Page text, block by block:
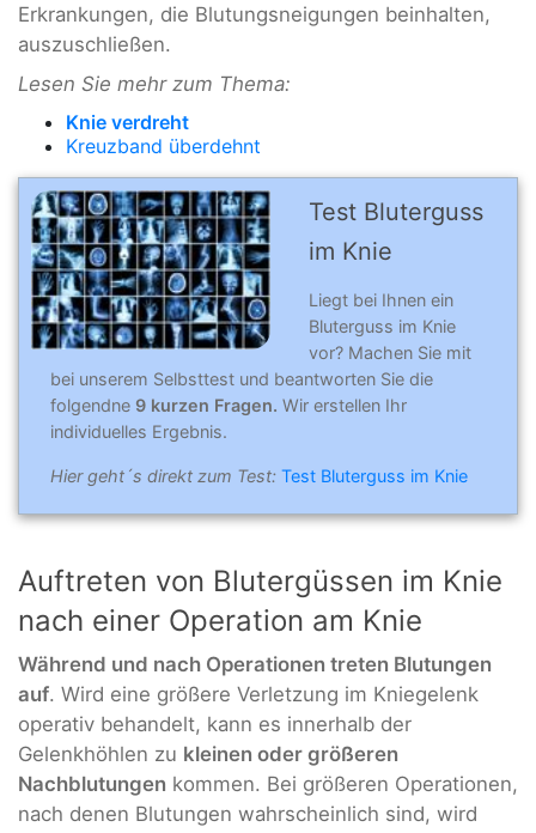
Erkrankungen, die Blutungsneigungen beinhalten,
auszuschließen.
Lesen Sie mehr zum Thema:
Knie verdreht
Kreuzband überdehnt
Test Bluterguss
im Knie
Liegt bei Ihnen ein
Bluterguss im Knie
vor? Machen Sie mit
bei unserem Selbsttest und beantworten Sie die
folgendne 9 kurzen Fragen. Wir erstellen Ihr
individuelles Ergebnis.
Hier geht´s direkt zum Test: Test Bluterguss im Knie
Auftreten von Blutergüssen im Knie
nach einer Operation am Knie
Während und nach Operationen treten Blutungen
auf. Wird eine größere Verletzung im Kniegelenk
operativ behandelt, kann es innerhalb der
Gelenkhöhlen zu kleinen oder größeren
Nachblutungen kommen. Bei größeren Operationen,
nach denen Blutungen wahrscheinlich sind, wird